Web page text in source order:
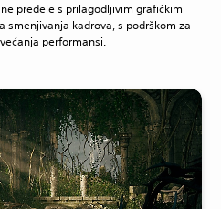
predele s prilagodljivim grafičkim
kadrova, s podrškom za
performansi.